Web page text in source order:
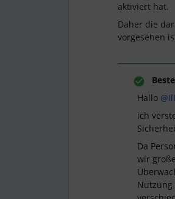
aktiviert hat.
Daher die
vorgesehen
Hallo
ich
Da
wir
Nutzung